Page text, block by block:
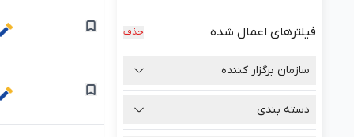
فیلترهای اعمال شده حذف
سازمان برگزار کننده
دسته بندی